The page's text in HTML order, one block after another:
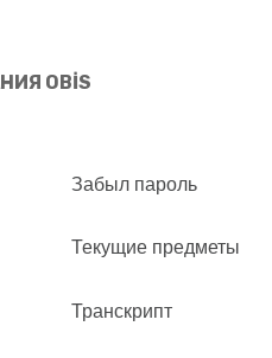
OBİS
Забыл пароль
Текущие предметы
Транскрипт